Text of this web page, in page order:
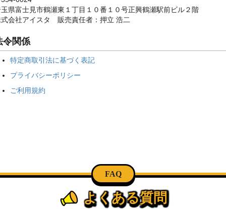
県富士見市鶴瀬東１丁目１０番１０号正興鶴瀬駅前ビル２階
会社アイスタ 販売責任者：押立 浩二
令関係
特定商取引法に基づく表記
プライバシーポリシー
ご利用規約
FAQ
よくある質問